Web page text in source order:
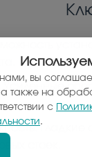
Усиленные
стоек.
вы
также на
с
.